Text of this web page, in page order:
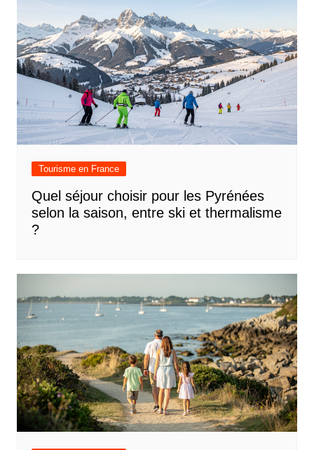
Tourisme en France
Quel séjour choisir pour les Pyrénées
selon la saison, entre ski et thermalisme
?